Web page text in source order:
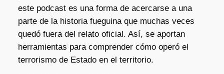
este podcast es una forma de acercarse a una
parte de la historia fueguina que muchas veces
quedó fuera del relato oficial. Así, se aportan
herramientas para comprender cómo operó el
terrorismo de Estado en el territorio.